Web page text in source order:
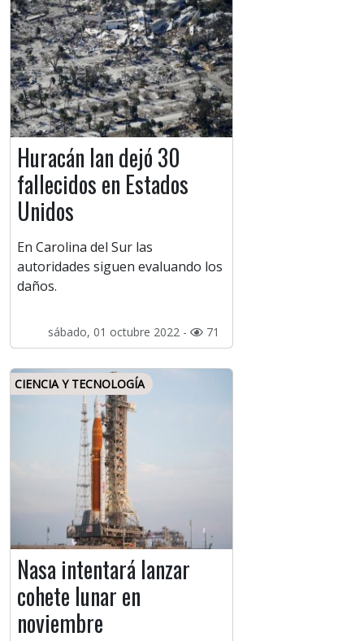
Huracán Ian dejó 30
fallecidos en Estados
Unidos
En Carolina del Sur las
autoridades siguen evaluando los
daños.
sábado, 01 octubre 2022 - 71
CIENCIA Y TECNOLOGÍA
Nasa intentará lanzar
cohete lunar en
noviembre